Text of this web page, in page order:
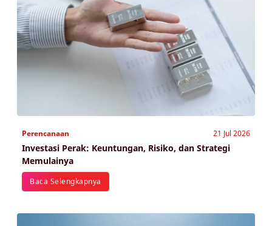
Perencanaan 21 Jul 2026
Investasi Perak: Keuntungan, Risiko, dan Strategi
Memulainya
Baca Selengkapnya